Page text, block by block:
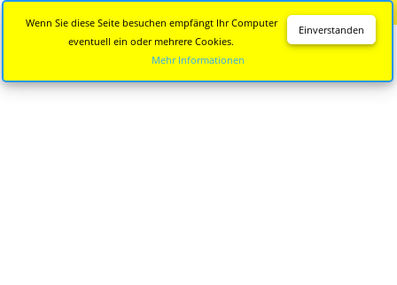
Einverstanden
Wenn Sie diese Seite besuchen empfängt Ihr Computer
eventuell ein oder mehrere Cookies.
Mehr Informationen